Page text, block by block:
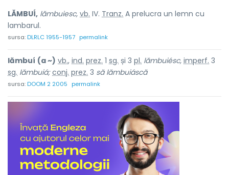
LĂMBUÍ, lămbuiesc, vb. IV. Tranz. A prelucra un lemn cu
lambarul.
sursa:DLRLC 1955-1957 permalink
lămbuí (a ~) vb., ind. prez. 1 sg. și 3 pl. lămbuiésc, imperf. 3
sg. lămbuiá; conj. prez. 3 să lămbuiáscă
sursa:DOOM 2 2005 permalink